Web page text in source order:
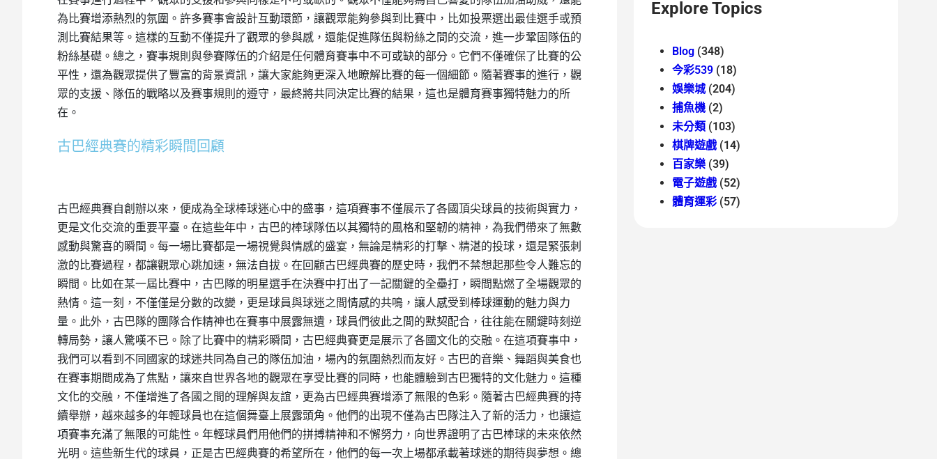
為比賽增添熱烈的氛圍。許多賽事會設計互動環節，讓觀眾能夠參與到比賽中，比如投票選出最佳選手或預
測比賽結果等。這樣的互動不僅提升了觀眾的參與感，還能促進隊伍與粉絲之間的交流，進一步鞏固隊伍的
粉絲基礎。總之，賽事規則與參賽隊伍的介紹是任何體育賽事中不可或缺的部分。它們不僅確保了比賽的公
平性，還為觀眾提供了豐富的背景資訊，讓大家能夠更深入地瞭解比賽的每一個細節。隨著賽事的進行，觀
眾的支援、隊伍的戰略以及賽事規則的遵守，最終將共同決定比賽的結果，這也是體育賽事獨特魅力的所
在。
古巴經典賽的精彩瞬間回顧
古巴經典賽自創辦以來，便成為全球棒球迷心中的盛事，這項賽事不僅展示了各國頂尖球員的技術與實力，
更是文化交流的重要平臺。在這些年中，古巴的棒球隊伍以其獨特的風格和堅韌的精神，為我們帶來了無數
感動與驚喜的瞬間。每一場比賽都是一場視覺與情感的盛宴，無論是精彩的打擊、精湛的投球，還是緊張刺
激的比賽過程，都讓觀眾心跳加速，無法自拔。在回顧古巴經典賽的歷史時，我們不禁想起那些令人難忘的
瞬間。比如在某一屆比賽中，古巴隊的明星選手在決賽中打出了一記關鍵的全壘打，瞬間點燃了全場觀眾的
熱情。這一刻，不僅僅是分數的改變，更是球員與球迷之間情感的共鳴，讓人感受到棒球運動的魅力與力
量。此外，古巴隊的團隊合作精神也在賽事中展露無遺，球員們彼此之間的默契配合，往往能在關鍵時刻逆
轉局勢，讓人驚嘆不已。除了比賽中的精彩瞬間，古巴經典賽更是展示了各國文化的交融。在這項賽事中，
我們可以看到不同國家的球迷共同為自己的隊伍加油，場內的氛圍熱烈而友好。古巴的音樂、舞蹈與美食也
在賽事期間成為了焦點，讓來自世界各地的觀眾在享受比賽的同時，也能體驗到古巴獨特的文化魅力。這種
文化的交融，不僅增進了各國之間的理解與友誼，更為古巴經典賽增添了無限的色彩。隨著古巴經典賽的持
續舉辦，越來越多的年輕球員也在這個舞臺上展露頭角。他們的出現不僅為古巴隊注入了新的活力，也讓這
項賽事充滿了無限的可能性。年輕球員們用他們的拼搏精神和不懈努力，向世界證明了古巴棒球的未來依然
光明。這些新生代的球員，正是古巴經典賽的希望所在，他們的每一次上場都承載著球迷的期待與夢想。總
Explore Topics
Blog (348)
今彩539 (18)
娛樂城(204)
捕魚機 (2)
未分類 (103)
棋牌遊戲 (14)
百家樂 (39)
電子遊戲 (52)
體育運彩 (57)